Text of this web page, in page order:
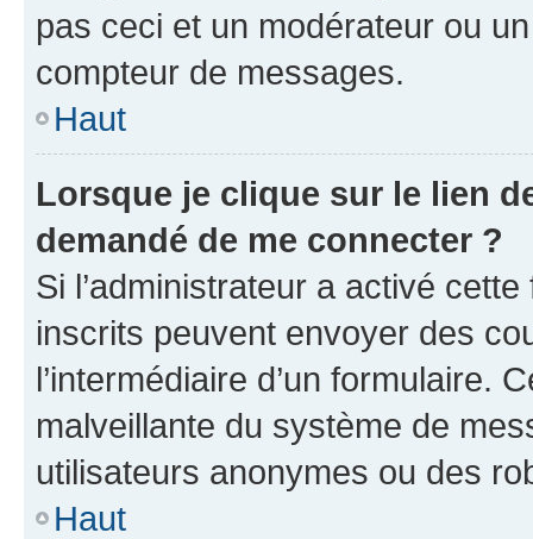
pas ceci et un modérateur ou
compteur de messages.
Haut
Lorsque je clique sur le lien
demandé de me connecter ?
Si l’administrateur a activé
inscrits peuvent envoyer des
l’intermédiaire d’un formulaire.
malveillante du système de
utilisateurs anonymes ou des
Haut